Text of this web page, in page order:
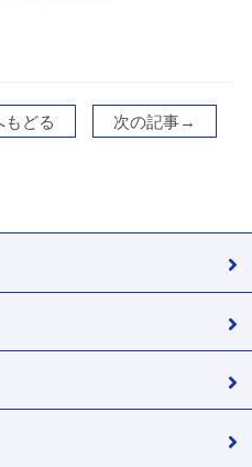
もどる 次の記事→